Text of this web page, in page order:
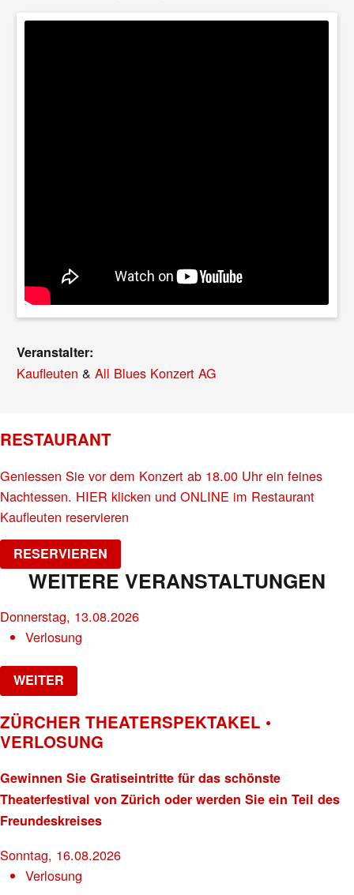
Veranstalter:
Kaufleuten &All Blues Konzert AG
RESTAURANT
Geniessen Sie vor dem Konzert ab 18.00 Uhr ein feines
Nachtessen. HIER klicken und ONLINE im Restaurant
Kaufleuten reservieren
RESERVIEREN
WEITERE VERANSTALTUNGEN
Donnerstag, 13.08.2026
Verlosung
WEITER
ZÜRCHER THEATERSPEKTAKEL •
VERLOSUNG
Gewinnen Sie Gratiseintritte für das schönste
Theaterfestival von Zürich oder werden Sie ein Teil des
Freundeskreises
Sonntag, 16.08.2026
Verlosung